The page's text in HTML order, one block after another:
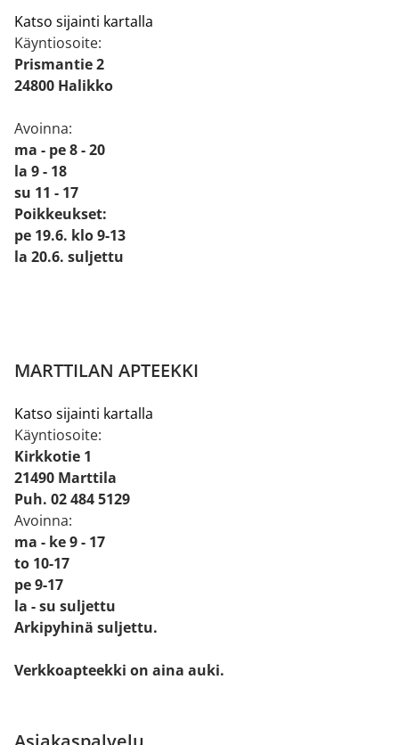
Katso sijainti kartalla
Käyntiosoite:
Prismantie 2
24800 Halikko
Avoinna:
ma - pe 8 - 20
la 9 - 18
su 11 - 17
Poikkeukset:
pe 19.6. klo 9-13
la 20.6. suljettu
MARTTILAN APTEEKKI
Katso sijainti kartalla
Käyntiosoite:
Kirkkotie 1
21490 Marttila
Puh. 02 484 5129
Avoinna:
ma - ke 9 - 17
to 10-17
pe 9-17
la - su suljettu
Arkipyhinä suljettu.
Verkkoapteekki on aina auki.